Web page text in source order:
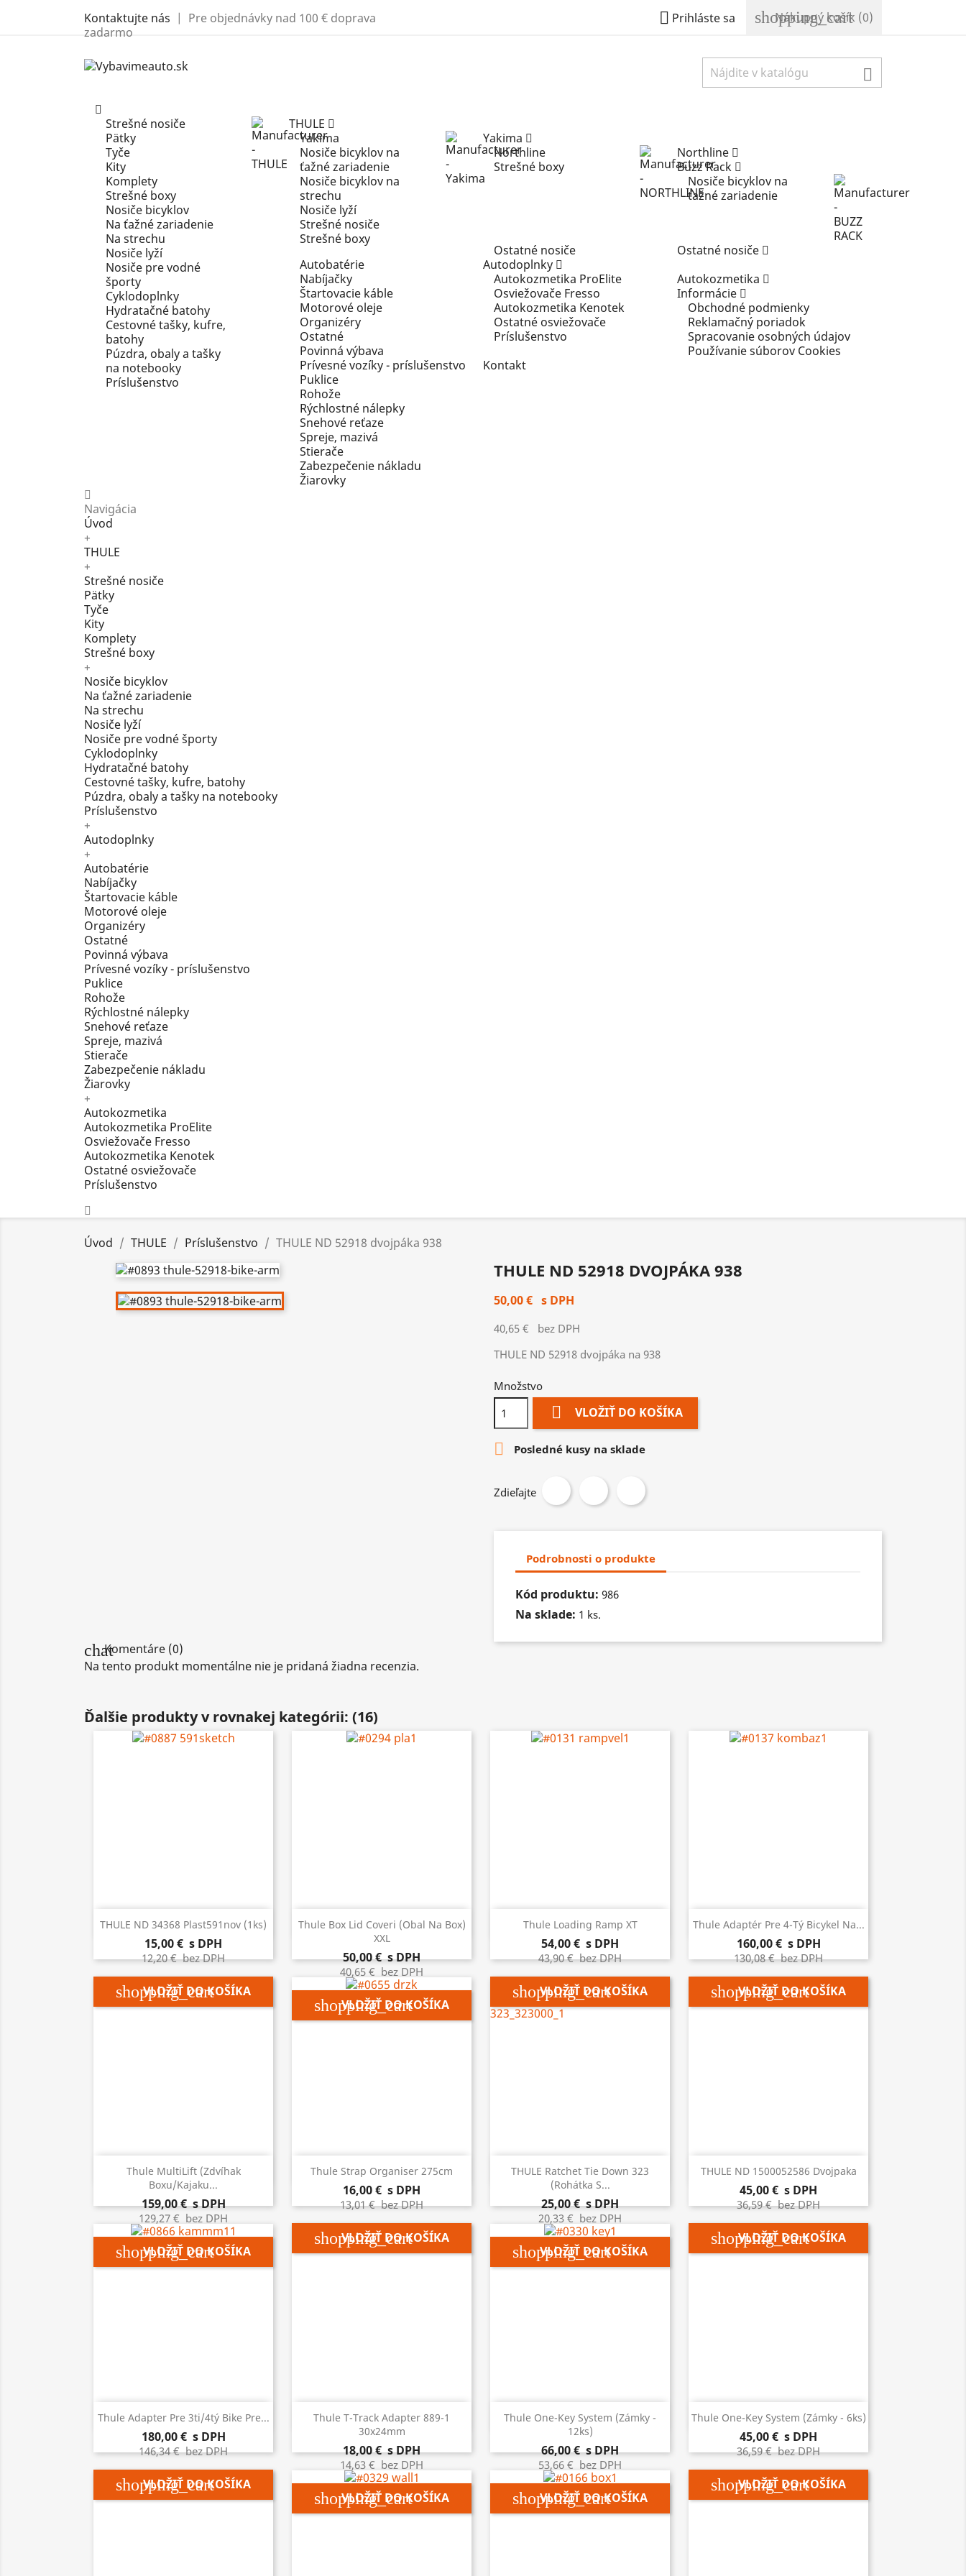
Kontaktujte nás | Pre objednávky nad 100 € doprava
zadarmo
 Prihláste sa shopping_cart
Nákupný košík (0)

THULE
Strešné nosiče
Pätky
Tyče
Kity
Komplety
Strešné boxy
Nosiče bicyklov
Na ťažné zariadenie
Na strechu
Nosiče lyží
Nosiče pre vodné
športy
Cyklodoplnky
Hydratačné batohy
Cestovné tašky, kufre,
batohy
Púzdra, obaly a tašky
na notebooky
Príslušenstvo
Yakima
Yakima
Nosiče bicyklov na
ťažné zariadenie
Nosiče bicyklov na
strechu
Nosiče lyží
Strešné nosiče
Strešné boxy
Northline
Northline
Strešné boxy
Buzz Rack
Nosiče bicyklov na
ťažné zariadenie
Ostatné nosiče
Ostatné nosiče
Autodoplnky
Autobatérie
Nabíjačky
Štartovacie káble
Motorové oleje
Organizéry
Ostatné
Povinná výbava
Prívesné vozíky - príslušenstvo
Puklice
Rohože
Rýchlostné nálepky
Snehové reťaze
Spreje, mazivá
Stierače
Zabezpečenie nákladu
Žiarovky
Autokozmetika
Autokozmetika ProElite
Osviežovače Fresso
Autokozmetika Kenotek
Ostatné osviežovače
Príslušenstvo
Informácie
Obchodné podmienky
Reklamačný poriadok
Spracovanie osobných údajov
Používanie súborov Cookies
Kontakt
Navigácia
Úvod
+
THULE
+
Strešné nosiče
Pätky
Tyče
Kity
Komplety
Strešné boxy
+
Nosiče bicyklov
Na ťažné zariadenie
Na strechu
Nosiče lyží
Nosiče pre vodné športy
Cyklodoplnky
Hydratačné batohy
Cestovné tašky, kufre, batohy
Púzdra, obaly a tašky na notebooky
Príslušenstvo
+
Autodoplnky
+
Autobatérie
Nabíjačky
Štartovacie káble
Motorové oleje
Organizéry
Ostatné
Povinná výbava
Prívesné vozíky - príslušenstvo
Puklice
Rohože
Rýchlostné nálepky
Snehové reťaze
Spreje, mazivá
Stierače
Zabezpečenie nákladu
Žiarovky
+
Autokozmetika
Autokozmetika ProElite
Osviežovače Fresso
Autokozmetika Kenotek
Ostatné osviežovače
Príslušenstvo
Úvod THULE Príslušenstvo THULE ND 52918 dvojpáka 938
THULE ND 52918 DVOJPÁKA 938
50,00 € s DPH
40,65 €
bez DPH
THULE ND 52918 dvojpáka na 938
Množstvo
 VLOŽIŤ DO KOŠÍKA
 Posledné kusy na sklade
Zdieľajte
Podrobnosti o produkte
Kód produktu: 986
Na sklade: 1 ks.
chatKomentáre (0)
Na tento produkt momentálne nie je pridaná žiadna recenzia.
Ďalšie produkty v rovnakej kategórii: (16)
THULE ND 34368 Plast591nov (1ks)
15,00 € s DPH
12,20 €bez DPH
shopping_cart
VLOŽIŤ DO KOŠÍKA
 Rýchly náhľad
Thule Box Lid Coveri (obal Na Box)
XXL
50,00 €s DPH
40,65 € bez DPH
shopping_cart
VLOŽIŤ DO KOŠÍKA
 Rýchly náhľad Thule Loading Ramp XT
54,00 € s DPH
43,90 €bez DPH
shopping_cart
VLOŽIŤ DO KOŠÍKA
 Rýchly náhľad Thule Adaptér Pre 4-Tý Bicykel Na...
160,00 € s DPH
130,08 €bez DPH
shopping_cart
VLOŽIŤ DO KOŠÍKA
 Rýchly náhľad
Thule MultiLift (zdvíhak
Boxu/kajaku...
159,00 €s DPH
129,27 € bez DPH
shopping_cart
VLOŽIŤ DO KOŠÍKA
 Rýchly náhľad Thule Strap Organiser 275cm
16,00 € s DPH
13,01 €bez DPH
shopping_cart
VLOŽIŤ DO KOŠÍKA
 Rýchly náhľad
THULE Ratchet Tie Down 323
(Rohátka S...
25,00 €s DPH
20,33 € bez DPH
shopping_cart
VLOŽIŤ DO KOŠÍKA
 Rýchly náhľad THULE ND 1500052586 Dvojpaka
45,00 € s DPH
36,59 €bez DPH
shopping_cart
VLOŽIŤ DO KOŠÍKA
 Rýchly náhľad
Thule Adapter Pre 3ti/4tý Bike Pre...
180,00 € s DPH
146,34 €bez DPH
shopping_cart
VLOŽIŤ DO KOŠÍKA
 Rýchly náhľad
Thule T-Track Adapter 889-1
30x24mm
18,00 €s DPH
14,63 € bez DPH
shopping_cart
VLOŽIŤ DO KOŠÍKA
 Rýchly náhľad
Thule One-Key System (zámky -
12ks)
66,00 €s DPH
53,66 € bez DPH
shopping_cart
VLOŽIŤ DO KOŠÍKA
 Rýchly náhľad Thule One-Key System (zámky - 6ks)
45,00 € s DPH
36,59 €bez DPH
shopping_cart
VLOŽIŤ DO KOŠÍKA
 Rýchly náhľad